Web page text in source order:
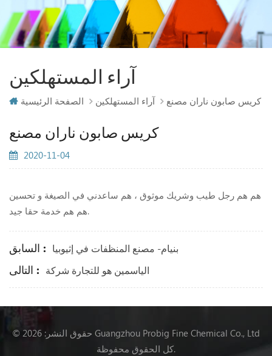
آراء المستهلكين
الصفحة الرئيسية آراء المستهلكين كريس صابون ناران مصنع
كريس صابون ناران مصنع
2020-11-04
هم هم رجل طيب وشريك موثوق ، هم ساعدني في الصيغة و تحسين
هم هم خدمة حقا جيد.
السابق : بنيام- مصنع المنظفات في إثيوبيا
التالى : الياسمين هو للتجارة شركة
© حقوق النشر: 2026 Guangzhou Probig Fine Chemical Co., Ltd
كل الحقوق محفوظة.